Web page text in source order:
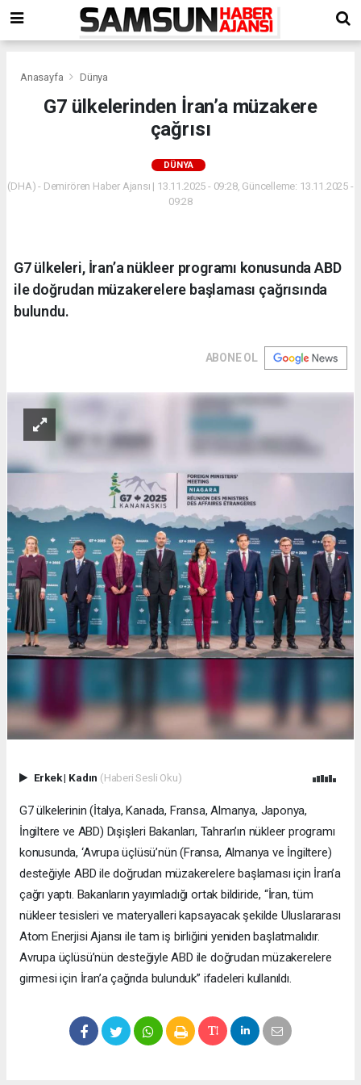
Anasayfa Dünya
G7 ülkelerinden İran’a müzakere
çağrısı
DÜNYA
(DHA) - Demirören Haber Ajansı | 13.11.2025 - 09:28, Güncelleme: 13.11.2025 -
09:28
G7 ülkeleri, İran’a nükleer programı konusunda ABD
ile doğrudan müzakerelere başlaması çağrısında
bulundu.
ABONE OL
Erkek| Kadın (Haberi Sesli Oku)
G7 ülkelerinin (İtalya, Kanada, Fransa, Almanya, Japonya,
İngiltere ve ABD) Dışişleri Bakanları, Tahran’ın nükleer programı
konusunda, ‘Avrupa üçlüsü’nün (Fransa, Almanya ve İngiltere)
desteğiyle ABD ile doğrudan müzakerelere başlaması için İran’a
çağrı yaptı. Bakanların yayımladığı ortak bildiride, “İran, tüm
nükleer tesisleri ve materyalleri kapsayacak şekilde Uluslararası
Atom Enerjisi Ajansı ile tam iş birliğini yeniden başlatmalıdır.
Avrupa üçlüsü’nün desteğiyle ABD ile doğrudan müzakerelere
girmesi için İran’a çağrıda bulunduk” ifadeleri kullanıldı.